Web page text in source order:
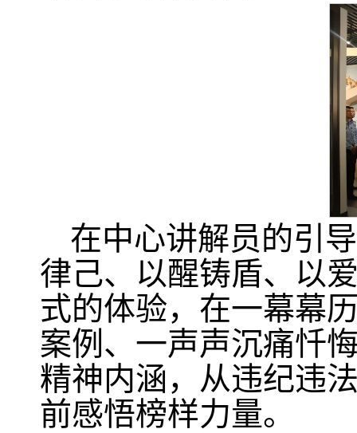
在中心讲解员的引
律己、以醒铸盾、以
式的体验，在一幕幕
案例、一声声沉痛忏
精神内涵，从违纪违
前感悟榜样力量。